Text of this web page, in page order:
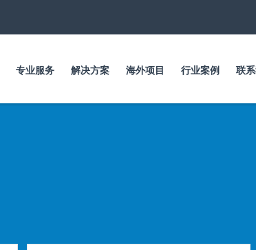
到
要
内
专业服务 解决方案 海外项目 行业案例 联